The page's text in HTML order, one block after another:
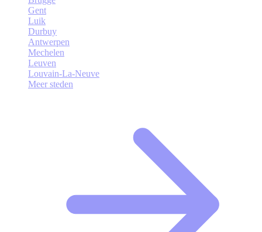
Gent
Luik
Durbuy
Antwerpen
Mechelen
Leuven
Louvain-La-Neuve
Meer steden